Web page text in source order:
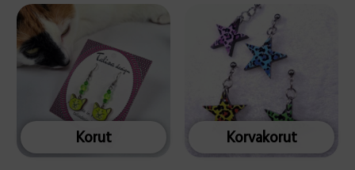
Korut Korvakorut